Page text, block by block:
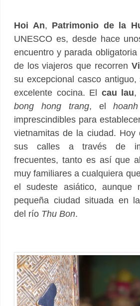
Hoi An, Patrimonio de la
UNESCO es, desde hace
encuentro y parada
de los viajeros que recorren
su excepcional casco
excelente cocina. El cau lau,
bong hong trang, el
imprescindibles para
vietnamitas de la ciudad. Hoy
sus calles a través de
frecuentes, tanto es así que
muy familiares a cualquiera
el sudeste asiático, aunque
pequeña ciudad situada en
del río Thu Bon.